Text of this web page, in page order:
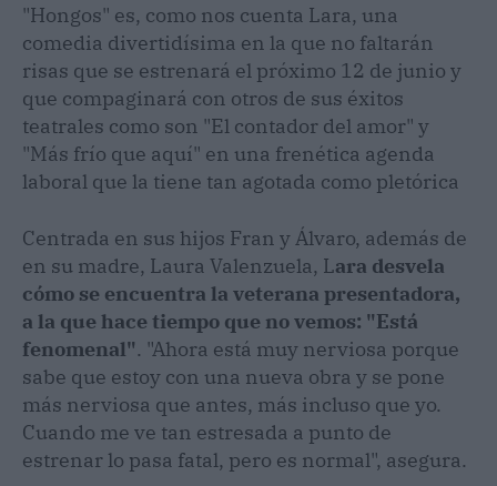
"Hongos" es, como nos cuenta Lara, una
comedia divertidísima en la que no faltarán
risas que se estrenará el próximo 12 de junio y
que compaginará con otros de sus éxitos
teatrales como son "El contador del amor" y
"Más frío que aquí" en una frenética agenda
laboral que la tiene tan agotada como pletórica
Centrada en sus hijos Fran y Álvaro, además de
en su madre, Laura Valenzuela, Lara desvela
cómo se encuentra la veterana presentadora,
a la que hace tiempo que no vemos: "Está
fenomenal". "Ahora está muy nerviosa porque
sabe que estoy con una nueva obra y se pone
más nerviosa que antes, más incluso que yo.
Cuando me ve tan estresada a punto de
estrenar lo pasa fatal, pero es normal", asegura.